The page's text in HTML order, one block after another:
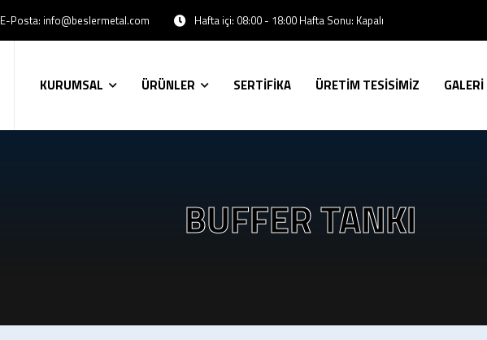
E-Posta: info@beslermetal.com Hafta içi: 08:00 - 18:00 Hafta Sonu: Kapalı
KURUMSAL ÜRÜNLER SERTİFİKA ÜRETİM TESİSİMİZ GALERİ
BUFFER TANKI